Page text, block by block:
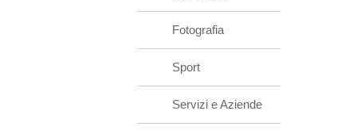
Fotografia
Sport
Servizi e Aziende